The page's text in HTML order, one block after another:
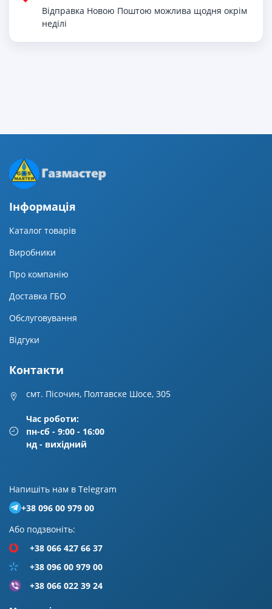
Відправка Новою Поштою можлива щодня окрім
неділі
Iнформацiя
Каталог товарів
Виробники
Про компанію
Доставка ГБО
Обслуговування
Відгуки
Контакти
смт. Пісочин, Полтавске Шосе, 305
Час роботи:
пн-сб - 9:00 - 16:00
нд - вихідний
Напишiть нам в Telegram
+38 096 00 979 00
Або подзвонiть:
+38 066 427 66 37
+38 096 00 979 00
+38 066 022 39 24